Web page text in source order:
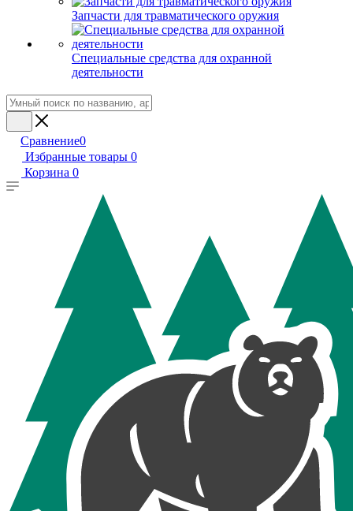
Запчасти для травматического оружия
Специальные средства для охранной
деятельности
Сравнение0
Избранные товары 0
Корзина 0